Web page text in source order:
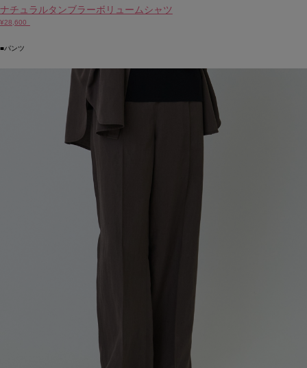
ナチュラルタンブラーボリュームシャツ
¥28,600
■パンツ